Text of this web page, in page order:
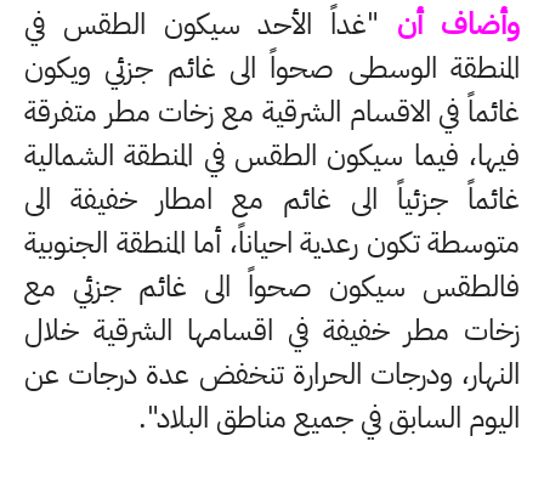
وأضاف أن "غداً الأحد سيكون الطقس في
المنطقة الوسطى صحواً الى غائم جزئي ويكون
غائماً في الاقسام الشرقية مع زخات مطر متفرقة
فيها، فيما سيكون الطقس في المنطقة الشمالية
غائماً جزئياً الى غائم مع امطار خفيفة الى
متوسطة تكون رعدية احياناً، أما المنطقة الجنوبية
فالطقس سيكون صحواً الى غائم جزئي مع
زخات مطر خفيفة في اقسامها الشرقية خلال
النهار، ودرجات الحرارة تنخفض عدة درجات عن
اليوم السابق في جميع مناطق البلاد".